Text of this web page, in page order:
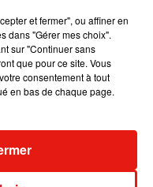
le single le plus
et fermer", ou affiner en
dans "Gérer mes choix".
sur "Continuer sans
que pour ce site. Vous
consentement à tout
en bas de chaque page.